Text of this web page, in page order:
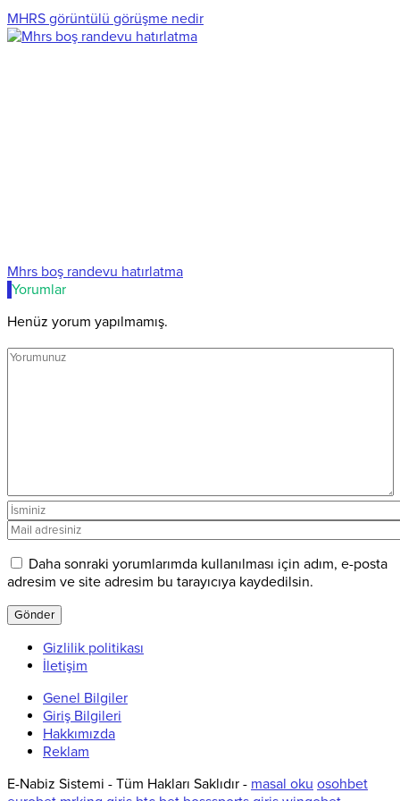
MHRS görüntülü görüşme nedir
Mhrs boş randevu hatırlatma
Yorumlar
Henüz yorum yapılmamış.
Daha sonraki yorumlarımda kullanılması için adım, e-posta
adresim ve site adresim bu tarayıcıya kaydedilsin.
Gizlilik politikası
İletişim
Genel Bilgiler
Giriş Bilgileri
Hakkımızda
Reklam
E-Nabiz Sistemi - Tüm Hakları Saklıdır - masal oku osohbet